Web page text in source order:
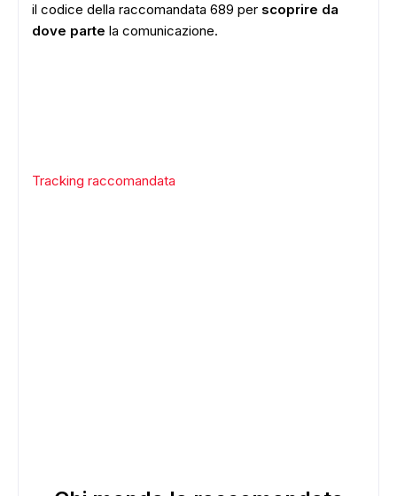
il codice della raccomandata 689 per scoprire da
dove parte la comunicazione.
Tracking raccomandata